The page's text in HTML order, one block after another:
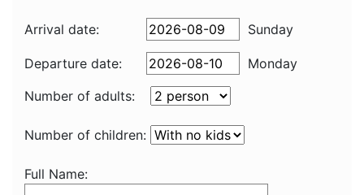
Arrival date: Sunday
Departure date:
Monday
Number of adults:
Number of children:
Full Name: